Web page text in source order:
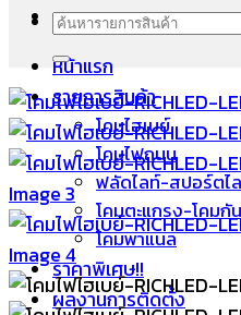
เมนู
หน้าแรก
รายการสินค้า
โคมไฮเบย์
โคมไฟถนน
ฟลัดไลท์-สปอร์ตไ
โคมตะแกรง-โคมกั
โคมพาแนล
ราคาพิเศษ!!
ผลงานการติดตั้ง
ค้นหา: